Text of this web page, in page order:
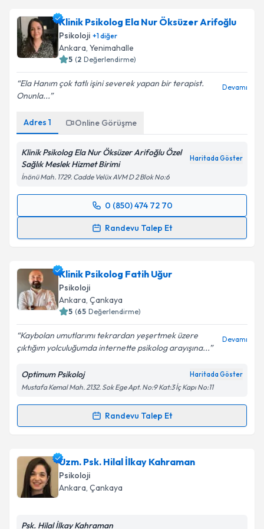
almanız için bir takvim hazırlandığında e-posta ile
bilgilendireceğiz.
E-posta Adresiniz
Metni'ni okudum ve kişisel verilerimin belirtilen
Takvim Talebini Gönder
Klinik Psikolog Ela Nur Öksüzer Arifoğlu
Psikoloji +1diğer
Ankara, Yenimahalle
5 (2 Değerlendirme)
Ela Hanım çok tatlı işini severek yapan bir terapist.
Onunla...
Devamı
Adres 1 Online Görüşme
Klinik Psikolog Ela Nur Öksüzer Arifoğlu Özel
Sağlık Meslek Hizmet Birimi
Haritada Göster
İnönü Mah. 1729. Cadde Velüx AVM D 2 Blok No:6
0 (850) 474 72 70
Randevu Talep Et
Randevu Takvimi Talebi
randevu almanız için bir takvim hazırlandığında e-
posta ile bilgilendireceğiz.
E-posta Adresiniz
Metni'ni okudum ve kişisel verilerimin belirtilen
kapsamda işlenmesini kabul ediyorum.
Takvim Talebini Gönder
Klinik Psikolog Fatih Uğur
Psikoloji
Ankara, Çankaya
5 (65 Değerlendirme)
Kaybolan umutlarımı tekrardan yeşertmek üzere
çıktığım yolculuğumda internette psikolog arayışına...
Devamı
Optimum Psikoloj Haritada Göster
Mustafa Kemal Mah. 2132. Sok Ege Apt. No:9 Kat:3 İç Kapı No:11
Randevu Talep Et
Randevu Takvimi Talebi
Klinik Psikolog Fatih Uğuriçin randevu takvimi
talebi oluşturun. Size bu uzmandan randevu almanız
için bir takvim hazırlandığında e-posta ile
bilgilendireceğiz.
E-posta Adresiniz
Uzm. Psk. Hilal İlkay Kahraman
Psikoloji
Ankara, Çankaya
Psk. Hilal İlkay Kahraman